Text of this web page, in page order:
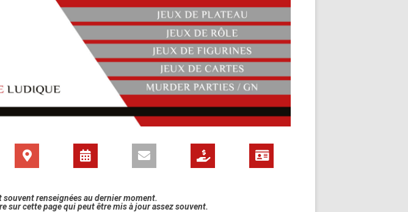
souvent renseignées au dernier moment.
sur cette page qui peut être mis à jour assez souvent.